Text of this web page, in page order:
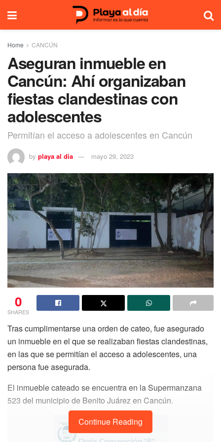
Home CANCÚN
Aseguran inmueble en
Cancún: Ahí organizaban
fiestas clandestinas con
adolescentes
Permitían el acceso a adolescentes en Cancún
by playa al dia mayo 29, 2023
0
SHARES
Tras cumplimentarse una orden de cateo, fue asegurado
un inmueble en el que se realizaban fiestas clandestinas,
en las que se permitían el acceso a adolescentes, una
persona fue asegurada.
El inmueble cateado se encuentra en la Supermanzana
523 del municipio de Benito Juárez en Cancún.
Continue Reading